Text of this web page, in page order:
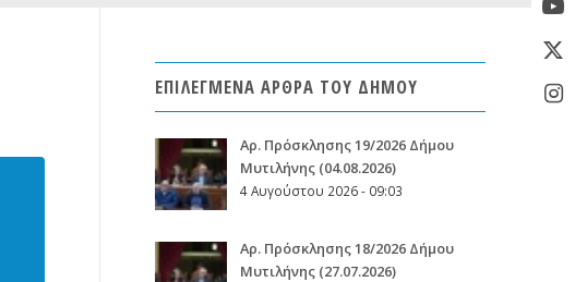
ΕΠΙΛΕΓΜΕΝΑ ΑΡΘΡΑ ΤΟΥ ΔΗΜΟΥ
Aρ. Πρόσκλησης 19/2026 Δήμου
Μυτιλήνης (04.08.2026)
4 Αυγούστου 2026 - 09:03
Aρ. Πρόσκλησης 18/2026 Δήμου
Μυτιλήνης (27.07.2026)